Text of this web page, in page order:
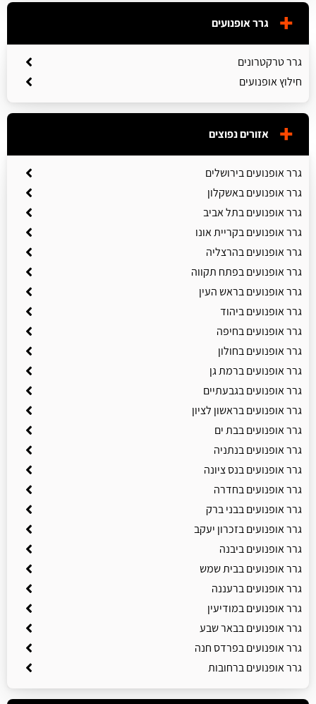
גרר אופנועים
גרר טרקטרונים
חילוץ אופנועים
אזורים נפוצים
גרר אופנועים בירושלים
גרר אופנועים באשקלון
גרר אופנועים בתל אביב
גרר אופנועים בקריית אונו
גרר אופנועים בהרצליה
גרר אופנועים בפתח תקווה
גרר אופנועים בראש העין
גרר אופנועים ביהוד
גרר אופנועים בחיפה
גרר אופנועים בחולון
גרר אופנועים ברמת גן
גרר אופנועים בגבעתיים
גרר אופנועים בראשון לציון
גרר אופנועים בבת ים
גרר אופנועים בנתניה
גרר אופנועים בנס ציונה
גרר אופנועים בחדרה
גרר אופנועים בבני ברק
גרר אופנועים בזכרון יעקב
גרר אופנועים ביבנה
גרר אופנועים בבית שמש
גרר אופנועים ברעננה
גרר אופנועים במודיעין
גרר אופנועים בבאר שבע
גרר אופנועים בפרדס חנה
גרר אופנועים ברחובות